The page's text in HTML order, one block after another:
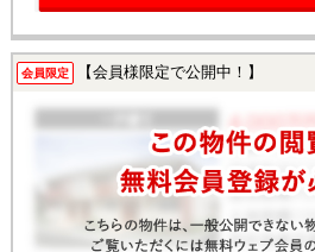
会員限定 【会員様限定で公開中！】